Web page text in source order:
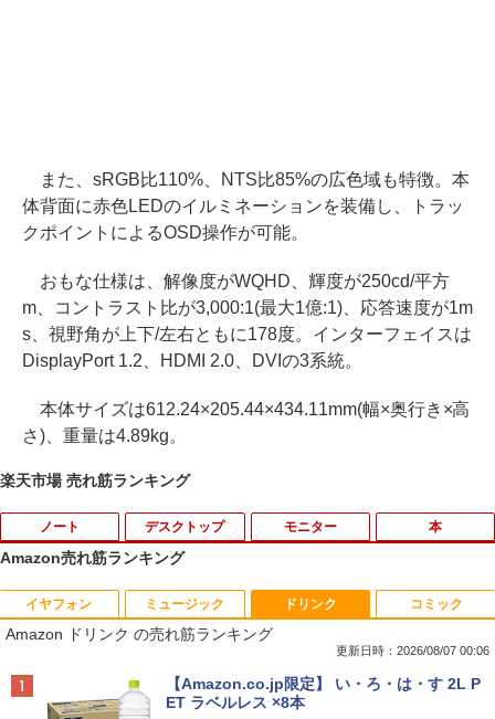
また、sRGB比110%、NTS比85%の広色域も特徴。本
体背面に赤色LEDのイルミネーションを装備し、トラッ
クポイントによるOSD操作が可能。
おもな仕様は、解像度がWQHD、輝度が250cd/平方
m、コントラスト比が3,000:1(最大1億:1)、応答速度が1m
s、視野角が上下/左右ともに178度。インターフェイスは
DisplayPort 1.2、HDMI 2.0、DVIの3系統。
本体サイズは612.24×205.44×434.11mm(幅×奥行き×高
さ)、重量は4.89kg。
楽天市場 売れ筋ランキング
ノート
1
中古ノートパソコン 新生活セット 2026
Windows11搭載 Office付き 15.6型 大手
メーカー 第6〜8世代 Core i3/i5 メモリ8
GB SSD最大1TB 高速SSD搭載 初期設定
済み テレワーク応援 在宅勤務 学生向け
FU25-repc ノートPC 中古パソコン
デスクトップ
1
【訳あり品】中古パソコン | NEC | Mate
MKM34B-1 | Windows11 | デスクトップ
| 一年保証 | 第7世代 | Core i5 7500 3.4
(〜最大3.8)GHz | MEM:8GB | SSD:256G
B | DVD-ROM | 無線LAN:あり | Win11Pr
o64bit
モニター
1
【500円クーポン＋ポイント最大31.5%還
元！】モバイルモニター 15.6 インチ FH
D 1920×1080 1080P Fast IPS パネル 非
光沢 1000:1 高コントラスト 超軽量 600
g スピーカー内蔵 Type-C/HDMI 接続 PS
5/Switch/PC/スマホ対応
本
1
【送料無料】感動する地図帖 世界って面
白い!となる100テーマ／イアン・ライト
／Infographic．ly／片山美佳子
￥2,420
Amazon売れ筋ランキング
イヤフォン
Anker Soundcore P40i オフホワイト
ミュージック
BRUCE WAYNE feat. Flo Milli, ATL Jacob
[Explicit]
ドリンク
Amazon ドリンク の売れ筋ランキング
更新日時：2026/08/07 00:06
【Amazon.co.jp限定】 い・ろ・は・す 2L P
ET ラベルレス ×8本
コミック